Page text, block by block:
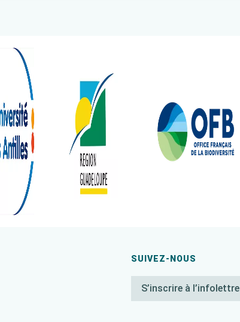
SUIVEZ-NOUS
S’inscrire à l’infolettre